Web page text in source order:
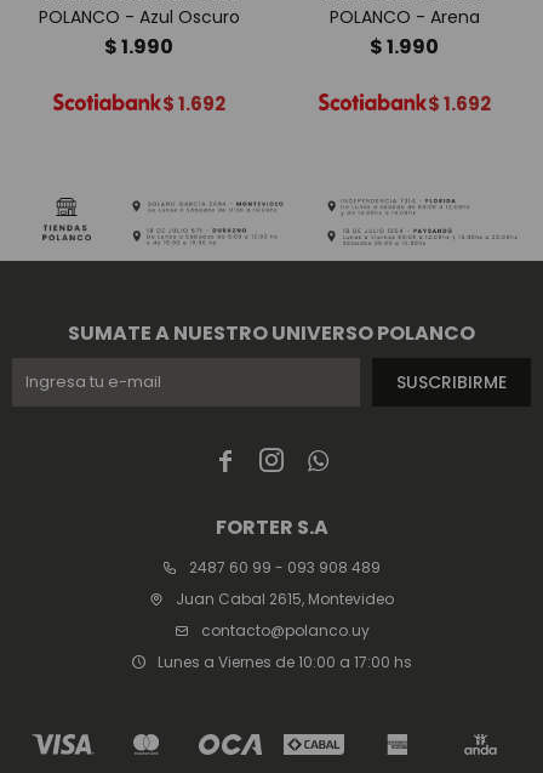
POLANCO - Azul Oscuro
$1.990
$1.692
POLANCO - Arena
$1.990
$1.692
  
FORTER S.A
2487 60 99 - 093 908 489
Juan Cabal 2615, Montevideo
contacto@polanco.uy
Lunes a Viernes de 10:00 a 17:00 hs
SUMATE A NUESTRO UNIVERSO POLANCO
SUSCRIBIRME